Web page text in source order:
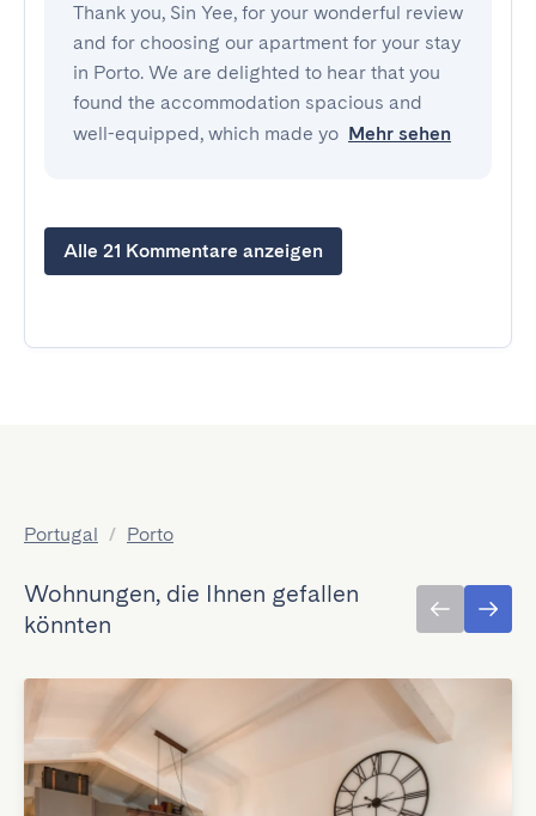
Thank you, Sin Yee, for your wonderful review
and for choosing our apartment for your stay
in Porto. We are delighted to hear that you
found the accommodation spacious and
well-equipped, which made yo Mehr sehen
Alle 21 Kommentare anzeigen
Portugal / Porto
Wohnungen, die Ihnen gefallen
könnten